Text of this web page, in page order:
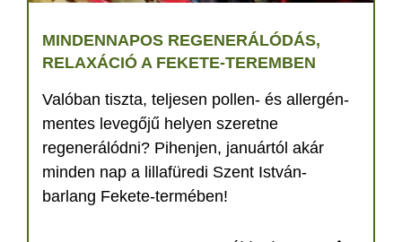
MINDENNAPOS REGENERÁLÓDÁS,
RELAXÁCIÓ A FEKETE-TEREMBEN
Valóban tiszta, teljesen pollen- és allergén-
mentes levegőjű helyen szeretne
regenerálódni? Pihenjen, januártól akár
minden nap a lillafüredi Szent István-
barlang Fekete-termében!